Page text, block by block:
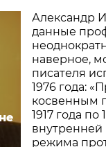
Александр
данные
наверное,
писателя
1976 года:
косвенным
1917 года по
внутренней
режима